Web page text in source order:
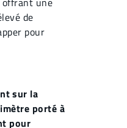
de
pour
sur la
porté à
pour